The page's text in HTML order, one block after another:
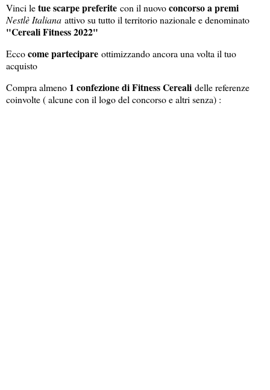
Vinci letue scarpe preferite con il nuovoconcorso a premi
Nestlè Italiana attivo su tutto il territorio nazionale e denominato
"Cereali Fitness 2022"
Eccocome partecipare ottimizzando ancora una volta il tuo
acquisto
Compra almeno 1 confezione di Fitness Cereali delle referenze
coinvolte ( alcune con il logo del concorso e altri senza) :